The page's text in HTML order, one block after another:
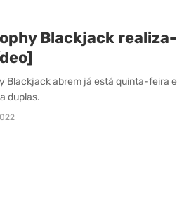
Blackjack realiza-
Blackjack abrem já está quinta-feira e
duplas.